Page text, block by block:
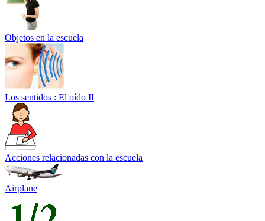
Objetos en la escuela
Los sentidos : El oído II
Acciones relacionadas con la escuela
Airplane